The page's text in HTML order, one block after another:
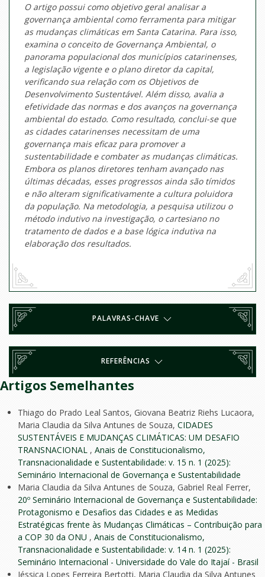
O artigo possui como objetivo geral analisar a
governança ambiental como ferramenta para mitigar
as mudanças climáticas em Santa Catarina. Para isso,
examina o conceito de Governança Ambiental, o
panorama populacional dos municípios catarinenses,
a legislação vigente e o plano diretor da capital,
verificando sua relação com os Objetivos de
Desenvolvimento Sustentável. Além disso, avalia a
efetividade das normas e dos avanços na governança
ambiental do estado. Como resultado, conclui-se que
as cidades catarinenses necessitam de uma
governança mais eficaz para promover a
sustentabilidade e combater as mudanças climáticas.
Embora os planos diretores tenham avançado nas
últimas décadas, esses progressos ainda são tímidos
e não alteram significativamente a cultura poluidora
da população. Na metodologia, a pesquisa utilizou o
método indutivo na investigação, o cartesiano no
tratamento de dados e a base lógica indutiva na
elaboração dos resultados.
PALAVRAS-CHAVE
REFERÊNCIAS
Artigos Semelhantes
Thiago do Prado Leal Santos, Giovana Beatriz Riehs Lucaora,
Maria Claudia da Silva Antunes de Souza, CIDADES
SUSTENTÁVEIS E MUDANÇAS CLIMÁTICAS: UM DESAFIO
TRANSNACIONAL , Anais de Constitucionalismo,
Transnacionalidade e Sustentabilidade: v. 15 n. 1 (2025):
Seminário Internacional de Governança e Sustentabilidade
Maria Claudia da Silva Antunes de Souza, Gabriel Real Ferrer,
20º Seminário Internacional de Governança e Sustentabilidade:
Protagonismo e Desafios das Cidades e as Medidas
Estratégicas frente às Mudanças Climáticas – Contribuição para
a COP 30 da ONU , Anais de Constitucionalismo,
Transnacionalidade e Sustentabilidade: v. 14 n. 1 (2025):
Seminário Internacional - Universidade do Vale do Itajaí - Brasil
Jéssica Lopes Ferreira Bertotti, Maria Claudia da Silva Antunes